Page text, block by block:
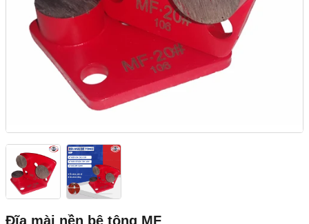
Đĩa mài nền bê tông MF